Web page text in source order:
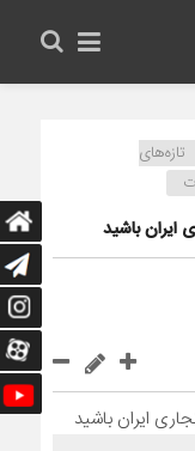
تازه‌های
ایران باشید